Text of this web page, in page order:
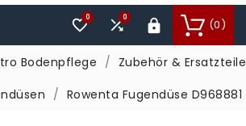
(0)

0
0
Bodenpflege
Zubehör & Ersatzteile
Rowenta Fugendüse D968881